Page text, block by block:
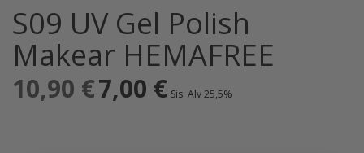
S09 UV Gel Polish
Makear HEMAFREE
10,90 € Alkuperäinen
hinta
7,00 €Nykyinen
hinta
Sis. Alv 25,5%